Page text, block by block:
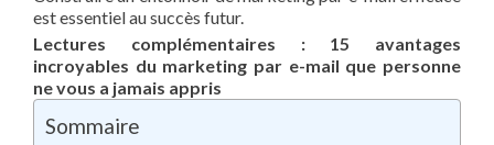
est essentiel au succès futur.
Lectures complémentaires : 15 avantages
incroyables du marketing par e-mail que personne
ne vous a jamais appris
Sommaire